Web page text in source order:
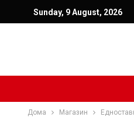
Sunday, 9 August, 2026
Дома Магазин